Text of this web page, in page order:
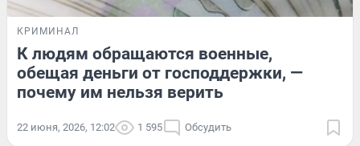
КРИМИНАЛ
К людям обращаются военные,
обещая деньги от господдержки, —
почему им нельзя верить
22 июня, 2026, 12:02 1 595 Обсудить